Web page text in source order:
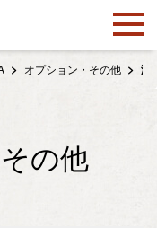
オプション・その他 演
の他